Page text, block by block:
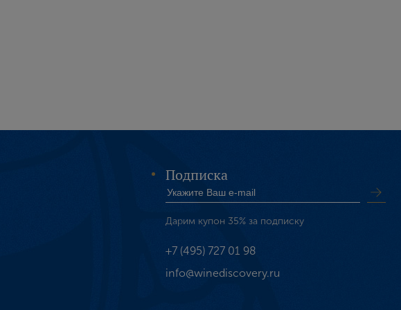
Подписка
Дарим купон 35% за подписку
+7 (495) 727 01 98
info@winediscovery.ru